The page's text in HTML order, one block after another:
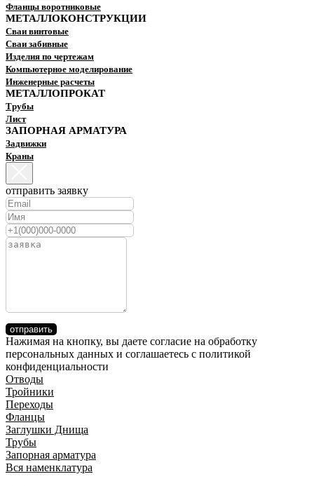
Фланцы воротниковые
МЕТАЛЛОКОНСТРУКЦИИ
Сваи винтовые
Сваи забивные
Изделия по чертежам
Компьютерное моделирование
Инженерные расчеты
МЕТАЛЛОПРОКАТ
Трубы
Лист
ЗАПОРНАЯ АРМАТУРА
Задвижки
Краны
отправить заявку
отправить
Нажимая на кнопку, вы даете согласие на обработку
персональных данных и соглашаетесь c политикой
конфиденциальности
Отводы
Тройники
Переходы
Фланцы
Заглушки Днища
Трубы
Запорная арматура
Вся наменклатура